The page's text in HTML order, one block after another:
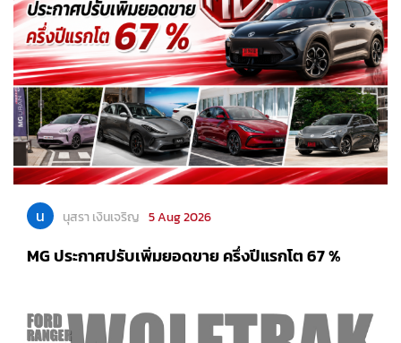
น นุสรา เงินเจริญ 5 Aug 2026
MG ประกาศปรับเพิ่มยอดขาย ครึ่งปีแรกโต 67 %